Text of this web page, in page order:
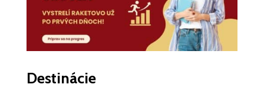
Destinácie